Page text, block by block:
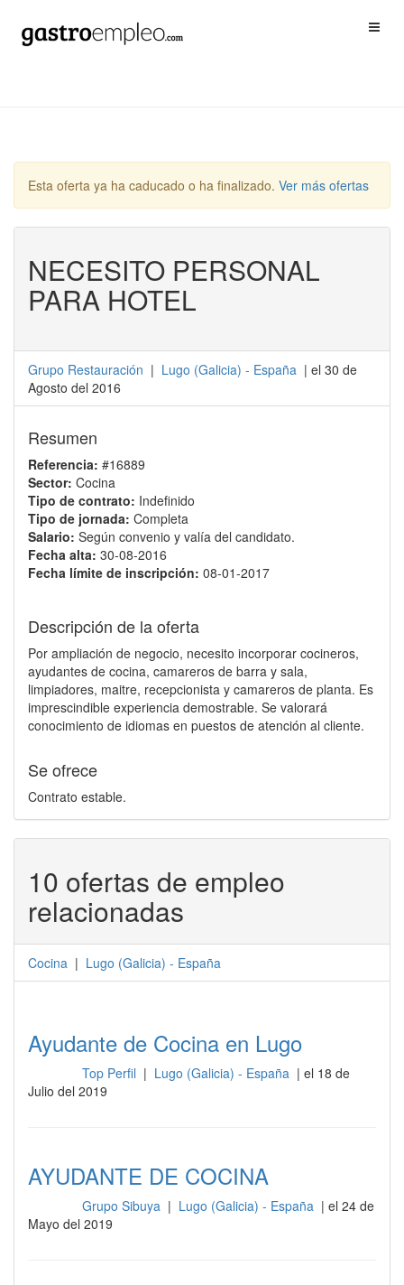
Esta oferta ya ha caducado o ha finalizado. Ver más ofertas
NECESITO PERSONAL
PARA HOTEL
Grupo Restauración | Lugo (Galicia) - España | el 30 de
Agosto del 2016
Resumen
Referencia: #16889
Sector: Cocina
Tipo de contrato: Indefinido
Tipo de jornada: Completa
Salario: Según convenio y valía del candidato.
Fecha alta: 30-08-2016
Fecha límite de inscripción: 08-01-2017
Descripción de la oferta
Por ampliación de negocio, necesito incorporar cocineros,
ayudantes de cocina, camareros de barra y sala,
limpiadores, maitre, recepcionista y camareros de planta. Es
imprescindible experiencia demostrable. Se valorará
conocimiento de idiomas en puestos de atención al cliente.
Se ofrece
Contrato estable.
10 ofertas de empleo
relacionadas
Cocina | Lugo (Galicia) - España
Ayudante de Cocina en Lugo
Top Perfil | Lugo (Galicia) - España | el 18 de
Julio del 2019
AYUDANTE DE COCINA
Grupo Sibuya | Lugo (Galicia) - España | el 24 de
Mayo del 2019